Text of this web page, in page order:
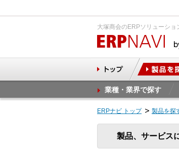
大塚商会のERPソリューシ
業種・業界で探す
ERPナビ トップ 製品を探
製品、サービス